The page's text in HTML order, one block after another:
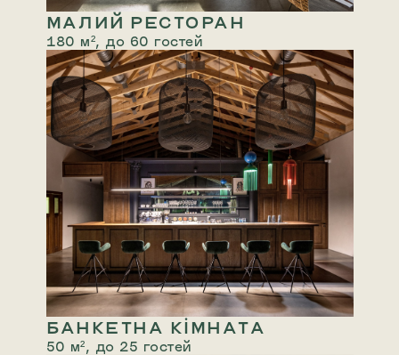
МАЛИЙ РЕСТОРАН
180 м², до 60 гостей
БАНКЕТНА КІМНАТА
50 м², до 25 гостей